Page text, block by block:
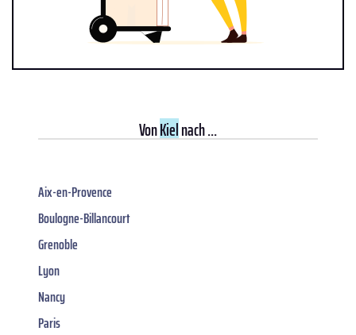
VonKielnach ...
Aix-en-Provence
Boulogne-Billancourt
Grenoble
Lyon
Nancy
Paris